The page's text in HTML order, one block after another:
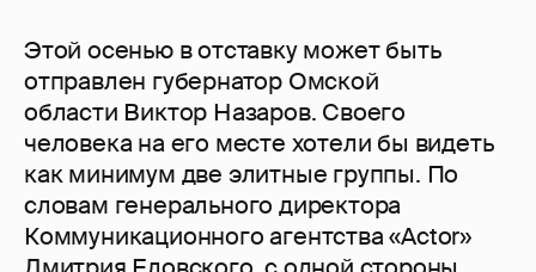
Этой осенью в отставку может быть
отправлен губернатор Омской
области Виктор Назаров. Своего
человека на его месте хотели бы видеть
как минимум две элитные группы. По
словам генерального директора
Коммуникационного агентства «Actor»